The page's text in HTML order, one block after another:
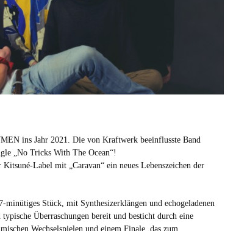
ins Jahr 2021. Die von Kraftwerk beeinflusste Band
„No Tricks With The Ocean“!
Label mit „Caravan“ ein neues Lebenszeichen der
Stück, mit Synthesizerklängen und echogeladenen
Überraschungen bereit und besticht durch eine
Wechselspielen und einem Finale, das zum